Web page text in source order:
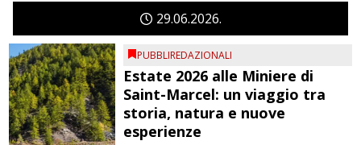
2906 2026
PUBBLIREDAZIONALI
Estate 2026 alle Miniere di
Saint-Marcel: un viaggio tra
storia, natura e nuove
esperienze